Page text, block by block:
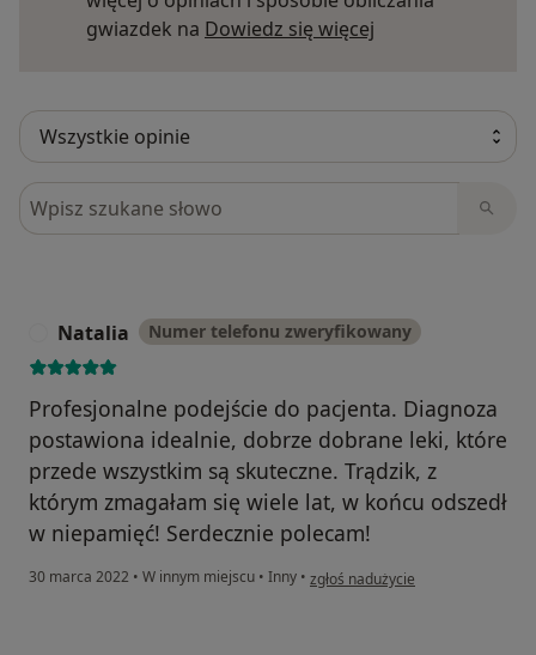
gwiazdek na Dowiedz się więcej
Szukaj w opiniach
Natalia Numer telefonu zweryfikowany
Profesjonalne podejście do pacjenta. Diagnoza
postawiona idealnie, dobrze dobrane leki, które
przede wszystkim są skuteczne. Trądzik, z
którym zmagałam się wiele lat, w końcu odszedł
w niepamięć! Serdecznie polecam!
30 marca 2022 • W innym miejscu • Inny • w opinii użytkownika Natalia
zgłoś nadużycie